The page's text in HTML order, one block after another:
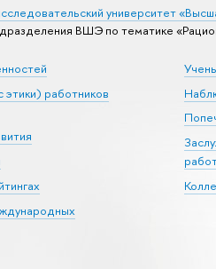
университет
ВШЭ по тематике
работников